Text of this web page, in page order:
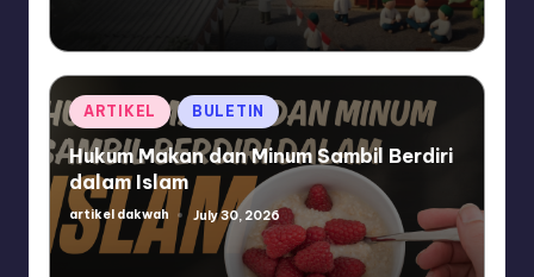
Posted
in
ARTIKEL BULETIN
Hukum Makan dan Minum Sambil Berdiri
dalam Islam
Posted
by
artikel dakwah July 30, 2026